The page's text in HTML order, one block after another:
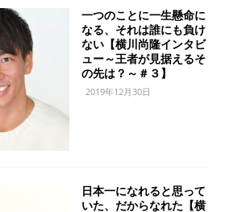
一つのことに一生懸命に
なる、それは誰にも負け
ない【横川尚隆インタビ
ュー～王者が見据えるそ
の先は？～＃３】
2019年12月30日
日本一になれると思って
いた、だからなれた【横